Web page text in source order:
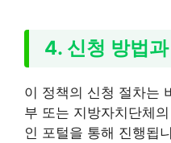
4. 신청 방법
이 정책의 신청 절차는
부 또는 지방자치단체
인 포털을 통해 진행됩